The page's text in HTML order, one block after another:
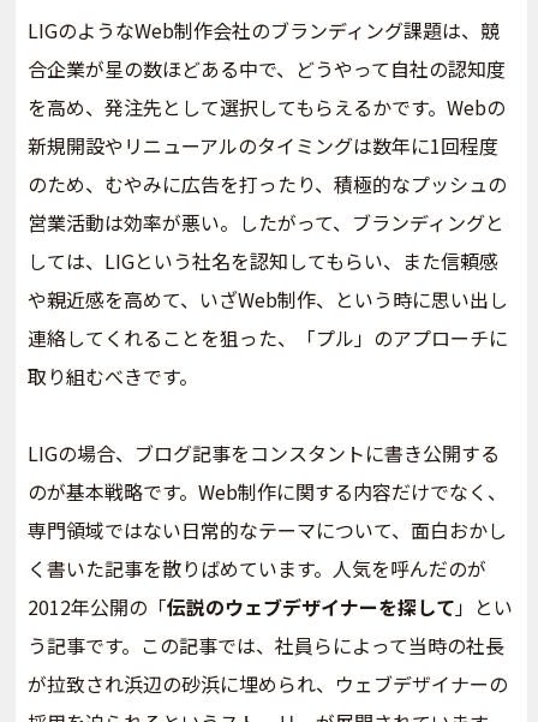
LIGのようなWeb制作会社のブランディング課題は、競
合企業が星の数ほどある中で、どうやって自社の認知度
を高め、発注先として選択してもらえるかです。Webの
新規開設やリニューアルのタイミングは数年に1回程度
のため、むやみに広告を打ったり、積極的なプッシュの
営業活動は効率が悪い。したがって、ブランディングと
しては、LIGという社名を認知してもらい、また信頼感
や親近感を高めて、いざWeb制作、という時に思い出し
連絡してくれることを狙った、「プル」のアプローチに
取り組むべきです。
LIGの場合、ブログ記事をコンスタントに書き公開する
のが基本戦略です。Web制作に関する内容だけでなく、
専門領域ではない日常的なテーマについて、面白おかし
く書いた記事を散りばめています。人気を呼んだのが
2012年公開の「伝説のウェブデザイナーを探して」とい
う記事です。この記事では、社員らによって当時の社長
が拉致され浜辺の砂浜に埋められ、ウェブデザイナーの